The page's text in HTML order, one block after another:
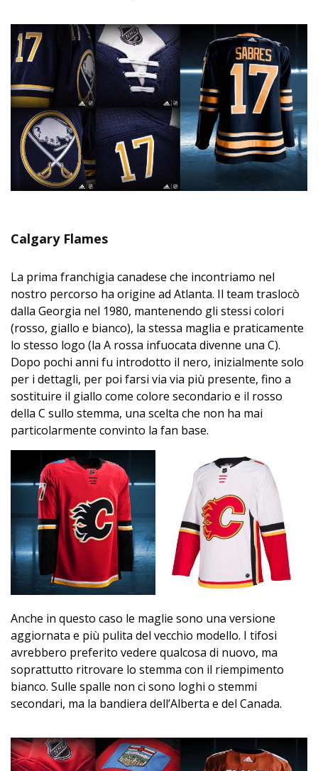
Calgary Flames
La prima franchigia canadese che incontriamo nel
nostro percorso ha origine ad Atlanta. Il team traslocò
dalla Georgia nel 1980, mantenendo gli stessi colori
(rosso, giallo e bianco), la stessa maglia e praticamente
lo stesso logo (la A rossa infuocata divenne una C).
Dopo pochi anni fu introdotto il nero, inizialmente solo
per i dettagli, per poi farsi via via più presente, fino a
sostituire il giallo come colore secondario e il rosso
della C sullo stemma, una scelta che non ha mai
particolarmente convinto la fan base.
Anche in questo caso le maglie sono una versione
aggiornata e più pulita del vecchio modello. I tifosi
avrebbero preferito vedere qualcosa di nuovo, ma
soprattutto ritrovare lo stemma con il riempimento
bianco. Sulle spalle non ci sono loghi o stemmi
secondari, ma la bandiera dell’Alberta e del Canada.